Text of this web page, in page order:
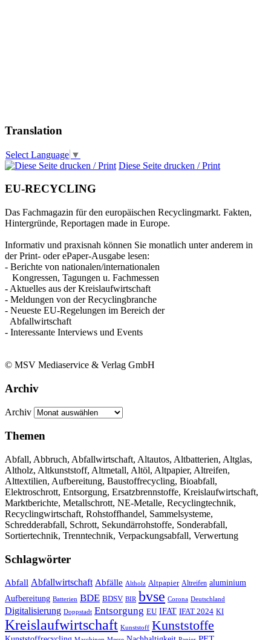
Translation
Select Language ▼
Diese Seite drucken / Print
EU-RECYCLING
Das Fachmagazin für den europäischen Recyclingmarkt. Fakten,
Hintergründe, Reportagen made in Europe.
Informativ und praxisnah können Sie monatlich unter anderem in
der Print- oder ePaper-Ausgabe lesen:
- Berichte von nationalen/internationalen
Kongressen, Tagungen u. Fachmessen
- Aktuelles aus der Kreislaufwirtschaft
- Meldungen von der Recyclingbranche
- Neueste EU-Regelungen im Bereich der
Abfallwirtschaft
- Interessante Interviews und Events
© MSV Mediaservice & Verlag GmbH
Archiv
Archiv
Themen
Abfall, Abbruch, Abfallwirtschaft, Altautos, Altbatterien, Altglas,
Altholz, Altkunststoff, Altmetall, Altöl, Altpapier, Altreifen,
Alttextilien, Aufbereitung, Baustoffrecycling, Bioabfall,
Elektroschrott, Entsorgung, Ersatzbrennstoffe, Kreislaufwirtschaft,
Marktberichte, Metallschrott, NE-Metalle, Recyclingtechnik,
Recyclingwirtschaft, Rohstoffhandel, Sammelsysteme,
Schredderabfall, Schrott, Sekundärrohstoffe, Sonderabfall,
Sortiertechnik, Trenntechnik, Verpackungsabfall, Verwertung
Schlagwörter
Abfall Abfallwirtschaft Abfälle Altholz Altpapier Altreifen aluminium
Aufbereitung Batterien BDE BDSV BIR bvse Corona Deutschland
Digitalisierung Doppstadt Entsorgung EU IFAT IFAT 2024 KI
Kreislaufwirtschaft Kunststoff Kunststoffe